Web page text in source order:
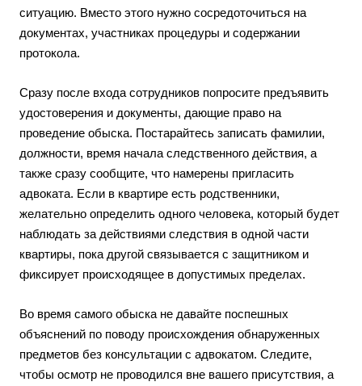
ситуацию. Вместо этого нужно сосредоточиться на
документах, участниках процедуры и содержании
протокола.
Сразу после входа сотрудников попросите предъявить
удостоверения и документы, дающие право на
проведение обыска. Постарайтесь записать фамилии,
должности, время начала следственного действия, а
также сразу сообщите, что намерены пригласить
адвоката. Если в квартире есть родственники,
желательно определить одного человека, который будет
наблюдать за действиями следствия в одной части
квартиры, пока другой связывается с защитником и
фиксирует происходящее в допустимых пределах.
Во время самого обыска не давайте поспешных
объяснений по поводу происхождения обнаруженных
предметов без консультации с адвокатом. Следите,
чтобы осмотр не проводился вне вашего присутствия, а